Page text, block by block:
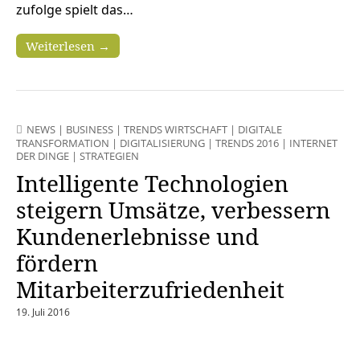
zufolge spielt das…
Weiterlesen →
NEWS | BUSINESS | TRENDS WIRTSCHAFT | DIGITALE
TRANSFORMATION | DIGITALISIERUNG | TRENDS 2016 | INTERNET
DER DINGE | STRATEGIEN
Intelligente Technologien
steigern Umsätze, verbessern
Kundenerlebnisse und
fördern
Mitarbeiterzufriedenheit
19. Juli 2016